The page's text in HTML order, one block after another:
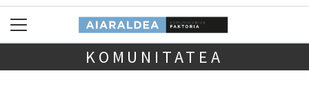
KOMUNITATEA